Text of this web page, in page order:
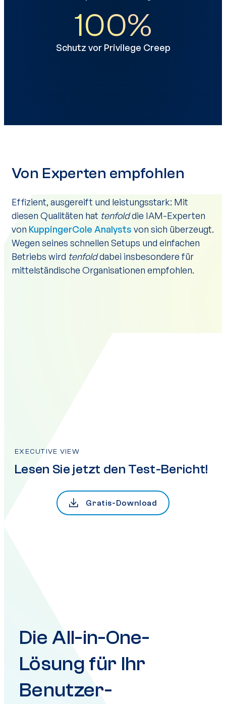
%
100
Schutz vor Privilege Creep
Von Experten empfohlen
Effizient, ausgereift und leistungsstark: Mit
diesen Qualitäten hat tenfolddie IAM-Experten
von KuppingerCole Analysts von sich überzeugt.
Wegen seines schnellen Setups und einfachen
Betriebs wird tenfolddabei insbesondere für
mittelständische Organisationen empfohlen.
EXECUTIVE VIEW
Lesen Sie jetzt den Test-Bericht!
Gratis-Download
Die All-in-One-
Lösung für Ihr
Benutzer-